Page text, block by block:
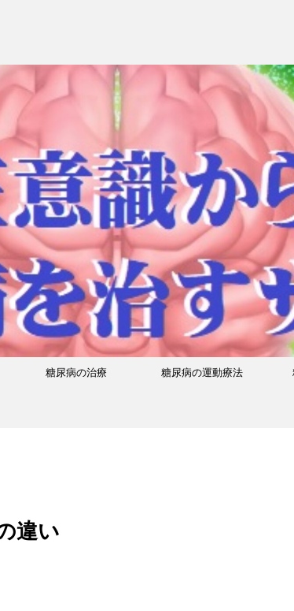
糖尿病の治療 糖尿病の運動療法
違い